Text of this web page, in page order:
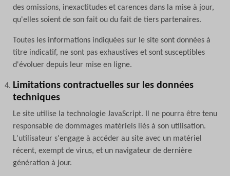
des omissions, inexactitudes et carences dans la mise à jour,
qu'elles soient de son fait ou du fait de tiers partenaires.
Toutes les informations indiquées sur le site sont données à
titre indicatif, ne sont pas exhaustives et sont susceptibles
d'évoluer depuis leur mise en ligne.
Limitations contractuelles sur les données
techniques
Le site utilise la technologie JavaScript. Il ne pourra être tenu
responsable de dommages matériels liés à son utilisation.
L'utilisateur s'engage à accéder au site avec un matériel
récent, exempt de virus, et un navigateur de dernière
génération à jour.